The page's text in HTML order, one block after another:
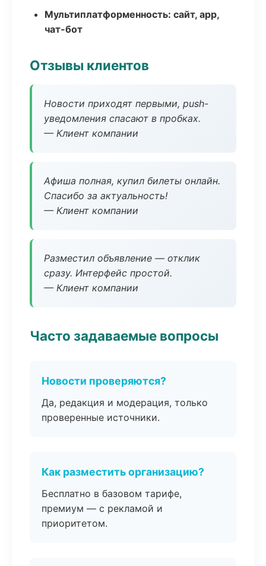
Мультиплатформенность: сайт, app,
чат-бот
Отзывы клиентов
Новости приходят первыми, push-
уведомления спасают в пробках.
— Клиент компании
Афиша полная, купил билеты онлайн.
Спасибо за актуальность!
— Клиент компании
Разместил объявление — отклик
сразу. Интерфейс простой.
— Клиент компании
Часто задаваемые вопросы
Новости проверяются?
Да, редакция и модерация, только
проверенные источники.
Как разместить организацию?
Бесплатно в базовом тарифе,
премиум — с рекламой и
приоритетом.